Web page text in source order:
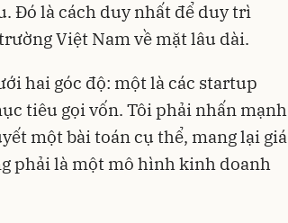
Đó là cách duy nhất để duy trì
Việt Nam về mặt lâu dài.
hai góc độ: một là các startup
tiêu gọi vốn. Tôi phải nhấn mạnh
một bài toán cụ thể, mang lại giá
phải là một mô hình kinh doanh